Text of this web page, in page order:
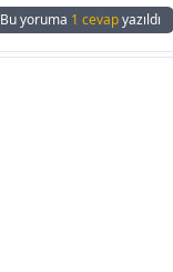
Bu yoruma 1 cevapyazıldı